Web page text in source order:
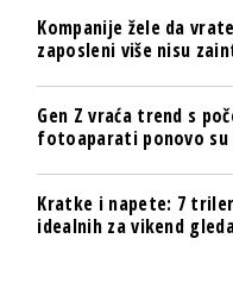
Kompanije žele da
zaposleni više nisu
Gen Z vraća trend s
fotoaparati ponovo
Kratke i napete: 7
idealnih za vikend